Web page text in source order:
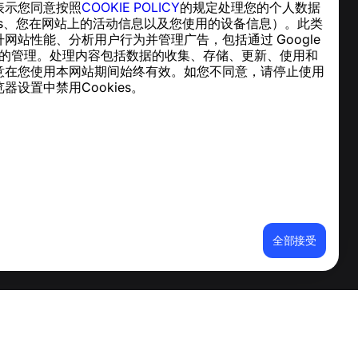
示您同意按照COOKIE POLICY的规定处理您的个人数据
您在网站上的活动信息以及您使用的设备信息）。此类
网站性能、分析用户行为并管理广告，包括通过 Google
管理。处理内容包括数据的收集、存储、更新、使用和
您使用本网站期间始终有效。如您不同意，请停止使用
设置中禁用Cookies。
全部接受
帮助中心
新闻与文章
关于项目
联系方式